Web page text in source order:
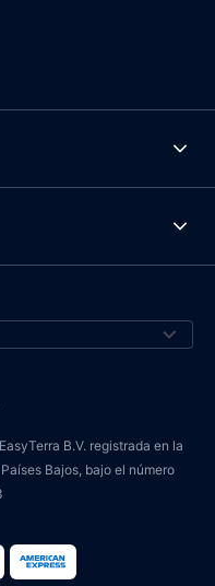
B.V. registrada en la
Bajos, bajo el número